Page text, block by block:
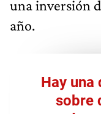
año.
sobre